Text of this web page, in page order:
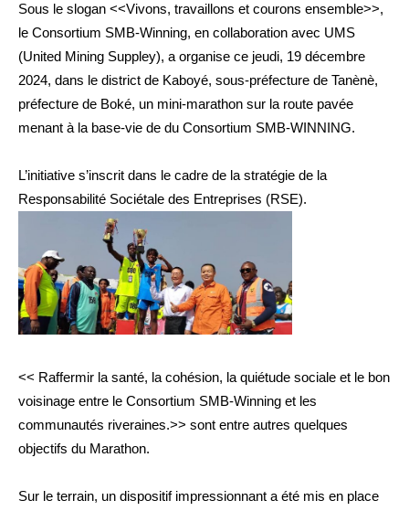
Sous le slogan <<Vivons, travaillons et courons ensemble>>,
le Consortium SMB-Winning, en collaboration avec UMS
(United Mining Suppley), a organise ce jeudi, 19 décembre
2024, dans le district de Kaboyé, sous-préfecture de Tanènè,
préfecture de Boké, un mini-marathon sur la route pavée
menant à la base-vie de du Consortium SMB-WINNING.
L’initiative s’inscrit dans le cadre de la stratégie de la
Responsabilité Sociétale des Entreprises (RSE).
<< Raffermir la santé, la cohésion, la quiétude sociale et le bon
voisinage entre le Consortium SMB-Winning et les
communautés riveraines.>> sont entre autres quelques
objectifs du Marathon.
Sur le terrain, un dispositif impressionnant a été mis en place